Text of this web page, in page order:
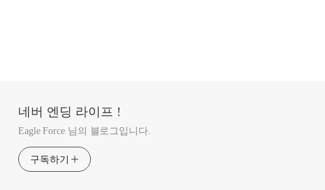
네버 엔딩 라이프 !
Eagle Force 님의 블로그입니다.
구독하기